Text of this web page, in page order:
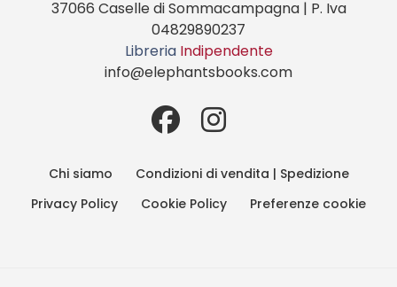
37066 Caselle di Sommacampagna | P. Iva
04829890237
Libreria Indipendente
info@elephantsbooks.com
Chi siamo
Condizioni di vendita | Spedizione
Privacy Policy
Cookie Policy Preferenze cookie